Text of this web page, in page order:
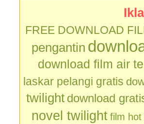
FREE DOWNLOAD
pengantin
download film air
laskar pelangi gratis
twilight download
novel twilight film hot